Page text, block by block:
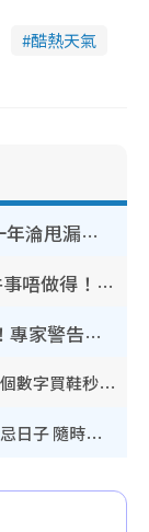
酷熱天氣
「居屋王」啟德啟悅苑入伙不足一年淪甩漏之王！插頭噴火花致大停電 多戶業主全屋家電報銷
鬼門開2026｜8.13鬼節禁忌 22件事唔做得！燒肉、刺身要少食？半夜勿吹口哨/打呢個電話
行李清潔｜車轆污糟過馬桶58倍！專家警告忌用酒精抹 教1招免污手除菌
New Balance型號密碼大公開！識睇2個數字買鞋秒知功能免中伏 附5大熱門鞋款
剪頭髮都要擇日？司徒法正提醒3大禁忌日子 隨時剪走財運！呢日剪髮恐「剪壽命」？